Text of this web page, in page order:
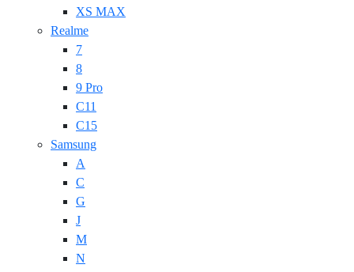
XS MAX
Realme
7
8
9 Pro
C11
C15
Samsung
A
C
G
J
M
N